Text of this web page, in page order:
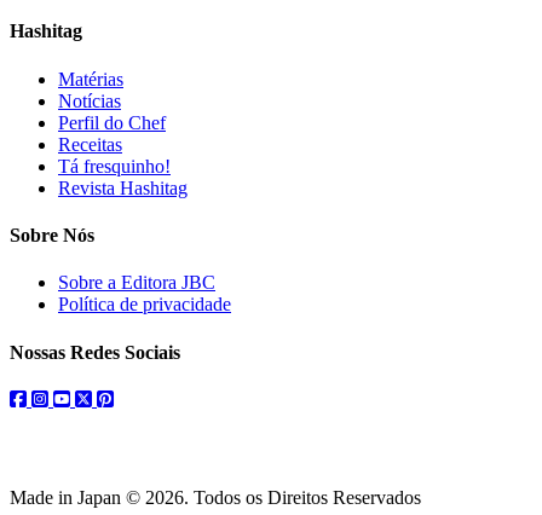
Hashitag
Matérias
Notícias
Perfil do Chef
Receitas
Tá fresquinho!
Revista Hashitag
Sobre Nós
Sobre a Editora JBC
Política de privacidade
Nossas Redes Sociais
facebook
instagram
youtube
twitterpinterest
Made in Japan © 2026. Todos os Direitos Reservados